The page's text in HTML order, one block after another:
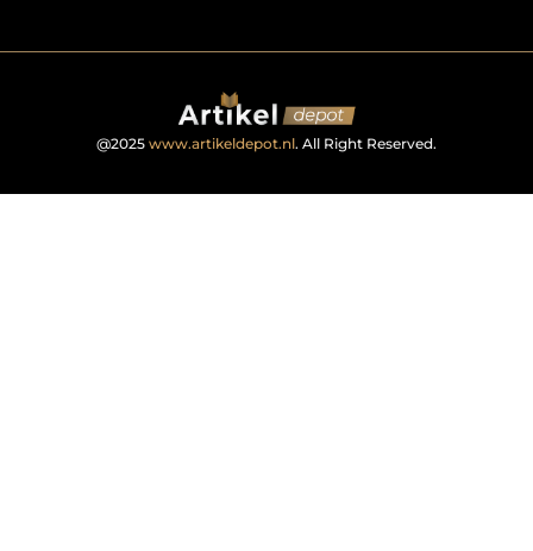
@2025 www.artikeldepot.nl. All Right Reserved.